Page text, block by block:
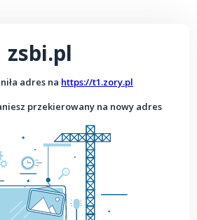
zsbi.pl
adres na https://t1.zory.pl
przekierowany na nowy adres